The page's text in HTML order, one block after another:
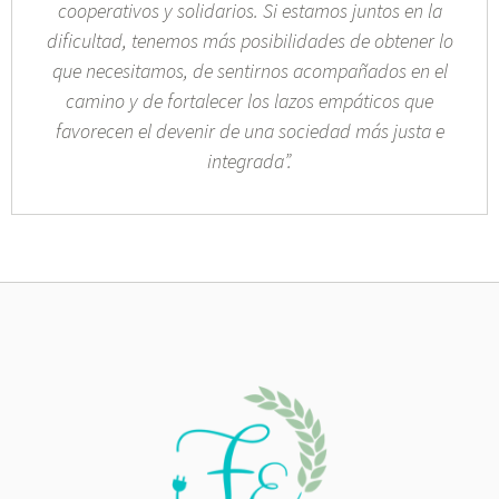
cooperativos y solidarios. Si estamos juntos en la
dificultad, tenemos más posibilidades de obtener lo
que necesitamos, de sentirnos acompañados en el
camino y de fortalecer los lazos empáticos que
favorecen el devenir de una sociedad más justa e
integrada”.